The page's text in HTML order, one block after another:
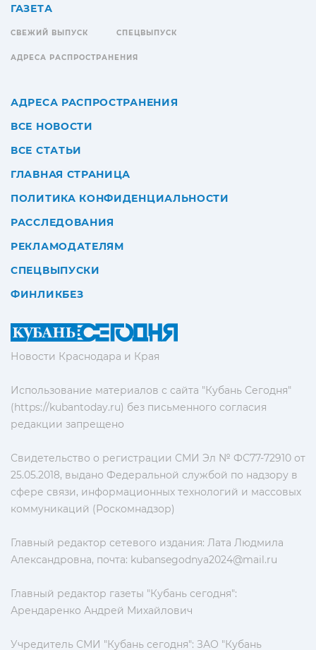
Новости Краснодара и Края
Использование материалов с сайта "Кубань Сегодня"
(https://kubantoday.ru) без письменного согласия
редакции запрещено
Свидетельство о регистрации СМИ Эл № ФС77-72910 от
25.05.2018, выдано Федеральной службой по надзору в
сфере связи, информационных технологий и массовых
коммуникаций (Роскомнадзор)
Главный редактор сетевого издания: Лата Людмила
Александровна, почта: kubansegodnya2024@mail.ru
Главный редактор газеты "Кубань сегодня":
Арендаренко Андрей Михайлович
Учредитель СМИ "Кубань сегодня": ЗАО "Кубань
ГАЗЕТА
СВЕЖИЙ ВЫПУСК СПЕЦВЫПУСК
АДРЕСА РАСПРОСТРАНЕНИЯ
АДРЕСА РАСПРОСТРАНЕНИЯ
ВСЕ НОВОСТИ
ВСЕ СТАТЬИ
ГЛАВНАЯ СТРАНИЦА
ПОЛИТИКА КОНФИДЕНЦИАЛЬНОСТИ
РАССЛЕДОВАНИЯ
РЕКЛАМОДАТЕЛЯМ
СПЕЦВЫПУСКИ
ФИНЛИКБЕЗ